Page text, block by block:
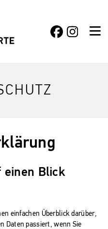
einen Blick
einfachen Überblick darüber,
Daten passiert, wenn Sie